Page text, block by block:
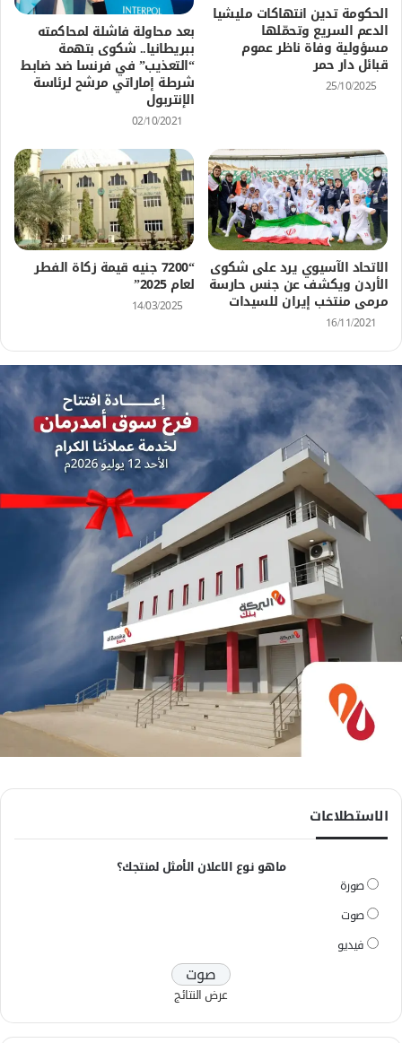
الحكومة تدين انتهاكات مليشيا
الدعم السريع وتحمّلها
مسؤولية وفاة ناظر عموم
قبائل دار حمر
25/10/2025
بعد محاولة فاشلة لمحاكمته
ببريطانيا.. شكوى بتهمة
“التعذيب” في فرنسا ضد ضابط
شرطة إماراتي مرشح لرئاسة
الإنتربول
02/10/2021
الاتحاد الآسيوي يرد على شكوى
الأردن ويكشف عن جنس حارسة
مرمى منتخب إيران للسيدات
16/11/2021
“7200 جنيه قيمة زكاة الفطر
لعام 2025”
14/03/2025
الاستطلاعات
ماهو نوع الاعلان الأمثل لمنتجك؟
صورة
صوت
فيديو
عرض النتائج